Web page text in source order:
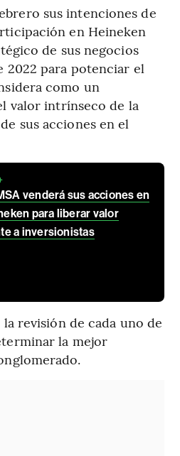
sus intenciones de
en Heineken
de sus negocios
2022 para potenciar el
como un
valor intrínseco de la
sus acciones en el
venderá sus acciones en
para liberar valor
a inversionistas
revisión de cada uno de
la mejor